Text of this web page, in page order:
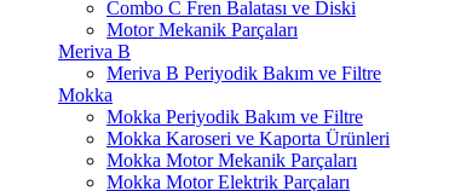
Combo C Fren Balatası ve Diski
Motor Mekanik Parçaları
Meriva B
Meriva B Periyodik Bakım ve Filtre
Mokka
Mokka Periyodik Bakım ve Filtre
Mokka Karoseri ve Kaporta Ürünleri
Mokka Motor Mekanik Parçaları
Mokka Motor Elektrik Parçaları